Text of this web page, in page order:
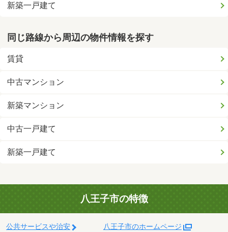
新築一戸建て
同じ路線から周辺の物件情報を探す
賃貸
中古マンション
新築マンション
中古一戸建て
新築一戸建て
八王子市の特徴
公共サービスや治安 八王子市のホームページ